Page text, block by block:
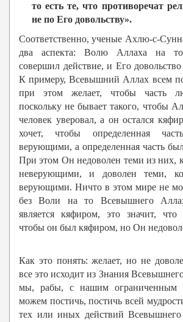
то есть те, что противоречат
не по Его довольству».
Соответственно, ученые Ахлю-с-
два аспекта: Волю Аллаха на
совершил действие, и Его
К примеру, Всевышний Аллах всем
при этом желает, чтобы часть
поскольку не бывает такого, чтобы
человек уверовал, а он остался
хочет, чтобы определенная
верующими, а определенная часть
При этом Он недоволен теми из них,
неверующими, и доволен теми,
верующими. Ничто в этом мире не
без Воли на то Всевышнего
является кяфиром, это значит,
чтобы он был кяфиром, но Он
Как это понять: желает, но не
все это исходит из Знания
мы, рабы, с нашим ограниченным
можем постичь, постичь всей
тех или иных действий